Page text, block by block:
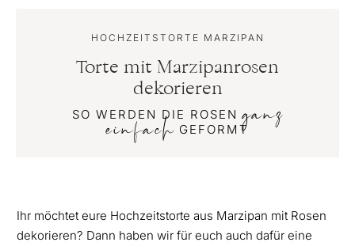
HOCHZEITSTORTE MARZIPAN
Torte mit Marzipanrosen
dekorieren
SO WERDEN DIE ROSENganz
einfach GEFORMT
Ihr möchtet eure Hochzeitstorte aus Marzipan mit Rosen
dekorieren? Dann haben wir für euch auch dafür eine